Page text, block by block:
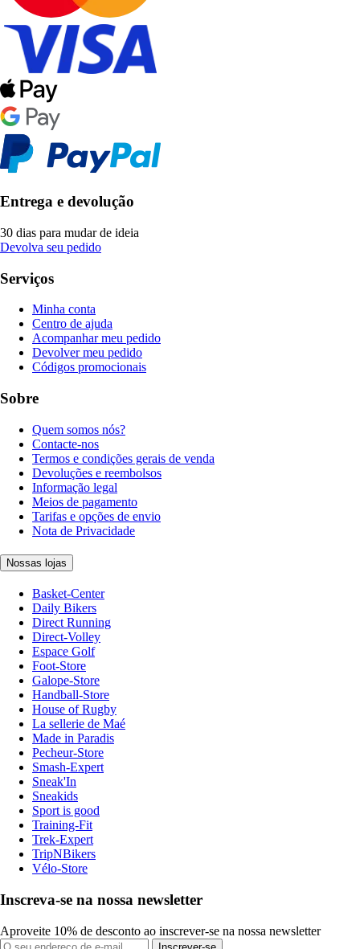
Entrega e devolução
30 dias para mudar de ideia
Devolva seu pedido
Serviços
Minha conta
Centro de ajuda
Acompanhar meu pedido
Devolver meu pedido
Códigos promocionais
Sobre
Quem somos nós?
Contacte-nos
Termos e condições gerais de venda
Devoluções e reembolsos
Informação legal
Meios de pagamento
Tarifas e opções de envio
Nota de Privacidade
Nossas lojas
Basket-Center
Daily Bikers
Direct Running
Direct-Volley
Espace Golf
Foot-Store
Galope-Store
Handball-Store
House of Rugby
La sellerie de Maé
Made in Paradis
Pecheur-Store
Smash-Expert
Sneak'In
Sneakids
Sport is good
Training-Fit
Trek-Expert
TripNBikers
Vélo-Store
Inscreva-se na nossa newsletter
Aproveite 10% de desconto ao inscrever-se na nossa newsletter